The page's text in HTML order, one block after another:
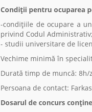
Condiții pentru ocuparea
-condiţiile de ocupare a
privind Codul Administrativ;
- studii universitare de
Vechime minimă în
Durată timp de muncă:
Persoana de contact:
Dosarul de concurs